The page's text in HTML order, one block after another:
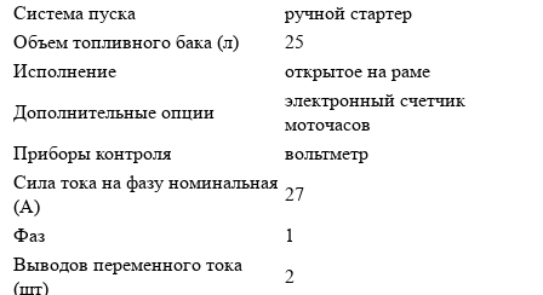
Система пуска
ручной стартер
Объем топливного бака (л)
25
Исполнение
открытое на раме
Дополнительные опции
электронный счетчик
моточасов
Приборы контроля
вольтметр
Сила тока на фазу номинальная
(А)
27
Фаз
1
Выводов переменного тока
(шт)
2